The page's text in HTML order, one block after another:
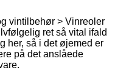
vintilbehør > Vinreoler
ret så vital ifald
her, så i det øjemed er
på det anslåede